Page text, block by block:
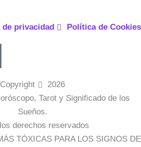
de privacidad Política de Cookies
Copyright
2026
Tarot y Significado de los
Sueños.
derechos reservados